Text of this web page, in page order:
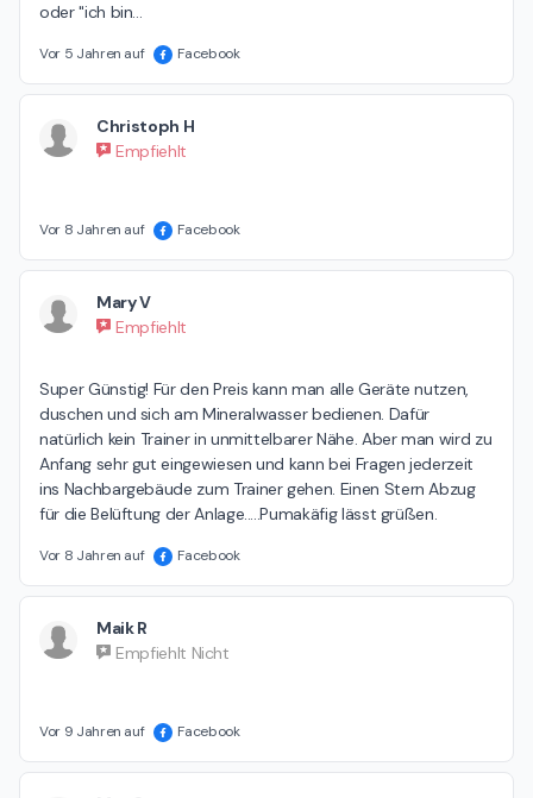
oder "ich bin…
Vor 5 Jahren auf Facebook
Christoph H
Empfiehlt
Vor 8 Jahren auf Facebook
Mary V
Empfiehlt
Super Günstig! Für den Preis kann man alle Geräte nutzen,
duschen und sich am Mineralwasser bedienen. Dafür
natürlich kein Trainer in unmittelbarer Nähe. Aber man wird zu
Anfang sehr gut eingewiesen und kann bei Fragen jederzeit
ins Nachbargebäude zum Trainer gehen. Einen Stern Abzug
für die Belüftung der Anlage.....Pumakäfig lässt grüßen.
Vor 8 Jahren auf Facebook
Maik R
Empfiehlt Nicht
Vor 9 Jahren auf Facebook